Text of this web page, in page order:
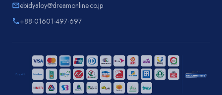
emailebidyaloy@dreamonline.co.jp
phone+88-01601-497-697